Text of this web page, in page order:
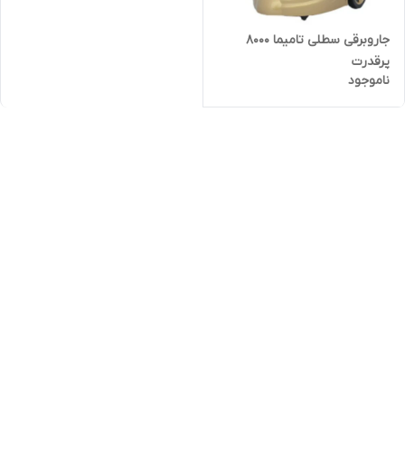
جاروبرقی سطلی تامیما ۸۰۰۰
پرقدرت
ناموجود